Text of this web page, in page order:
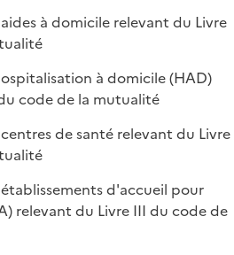
à domicile relevant du Livre
à domicile (HAD)
code de la mutualité
de santé relevant du Livre
d'accueil pour
relevant du Livre III du code de